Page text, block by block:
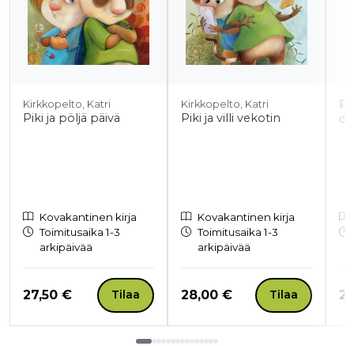
Kirkkopelto, Katri
Piki ja pöljä päivä
Kovakantinen kirja
Toimitusaika 1-3
arkipäivää
Hinta nyt
27,50 € Tilaa
Kirkkopelto, Katri
Piki ja villi vekotin
Kovakantinen kirja
Toimitusaika 1-3
arkipäivää
Hinta nyt
28,00 € Tilaa